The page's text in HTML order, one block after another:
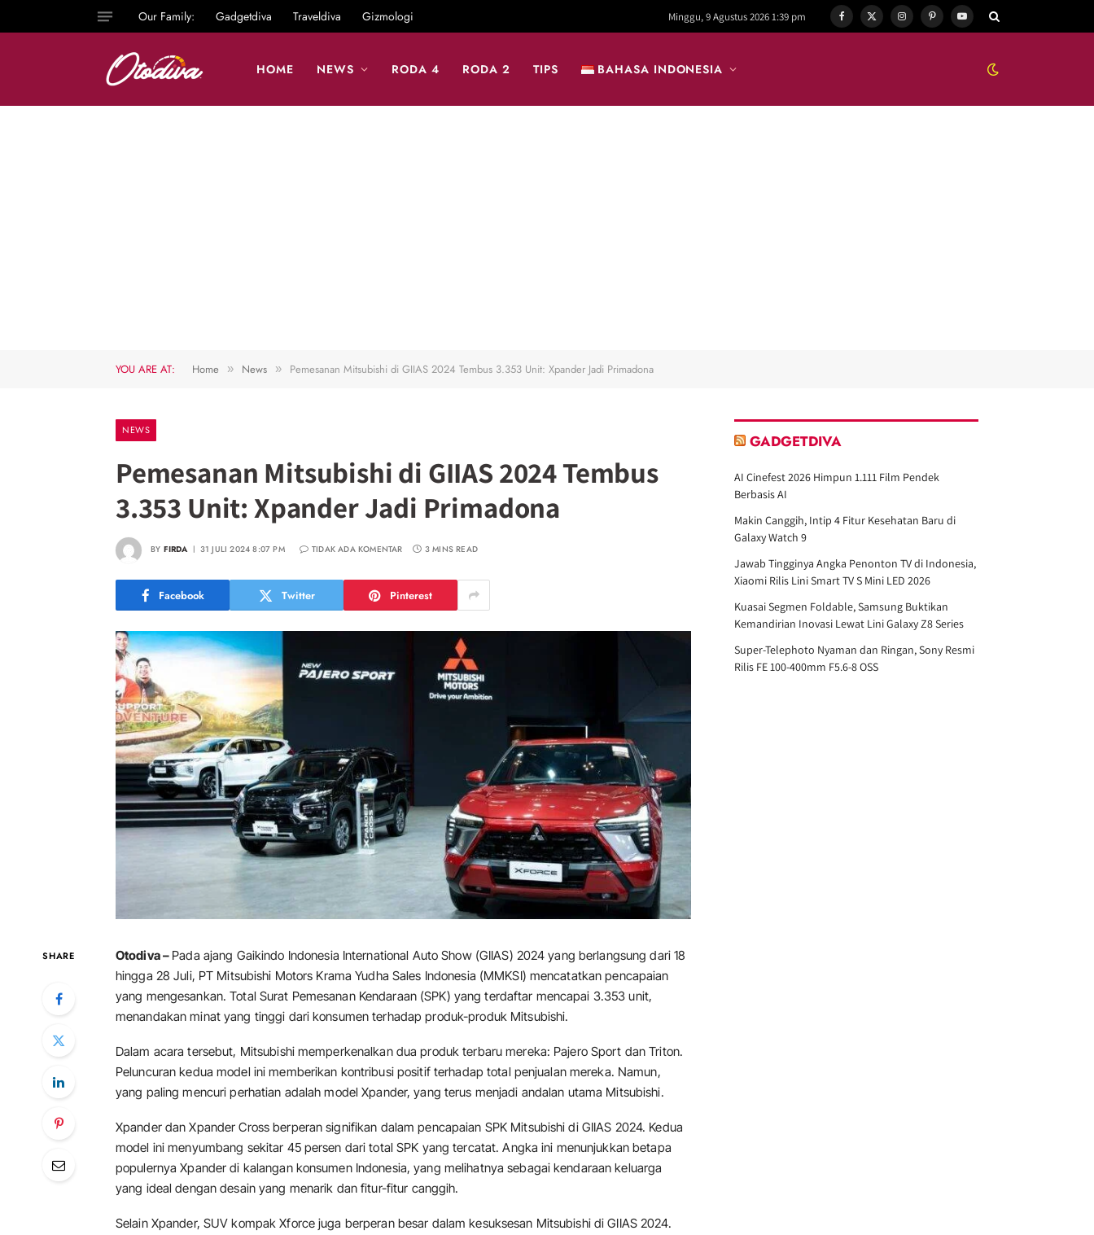
Our Family: Gadgetdiva Traveldiva Gizmologi Minggu, 9 Agustus 2026 1:39 pm Facebook
X
InstagramPinterestYouTube
HOME NEWS RODA 4 RODA 2 TIPS BAHASA INDONESIA
YOU ARE AT: Home » News » Pemesanan Mitsubishi di GIIAS 2024 Tembus 3.353 Unit: Xpander Jadi Primadona
NEWS
Pemesanan Mitsubishi di GIIAS 2024 Tembus
3.353 Unit: Xpander Jadi Primadona
BY FIRDA 31 JULI 2024 8:07 PM TIDAK ADA KOMENTAR 3 MINS READ
Facebook Twitter Pinterest
SHARE Otodiva – Pada ajang Gaikindo Indonesia International Auto Show (GIIAS) 2024 yang berlangsung dari 18
hingga 28 Juli, PT Mitsubishi Motors Krama Yudha Sales Indonesia (MMKSI) mencatatkan pencapaian
yang mengesankan. Total Surat Pemesanan Kendaraan (SPK) yang terdaftar mencapai 3.353 unit,
menandakan minat yang tinggi dari konsumen terhadap produk-produk Mitsubishi.
Dalam acara tersebut, Mitsubishi memperkenalkan dua produk terbaru mereka: Pajero Sport dan Triton.
Peluncuran kedua model ini memberikan kontribusi positif terhadap total penjualan mereka. Namun,
yang paling mencuri perhatian adalah model Xpander, yang terus menjadi andalan utama Mitsubishi.
Xpander dan Xpander Cross berperan signifikan dalam pencapaian SPK Mitsubishi di GIIAS 2024. Kedua
model ini menyumbang sekitar 45 persen dari total SPK yang tercatat. Angka ini menunjukkan betapa
populernya Xpander di kalangan konsumen Indonesia, yang melihatnya sebagai kendaraan keluarga
yang ideal dengan desain yang menarik dan fitur-fitur canggih.
Selain Xpander, SUV kompak Xforce juga berperan besar dalam kesuksesan Mitsubishi di GIIAS 2024.
GADGETDIVA
AI Cinefest 2026 Himpun 1.111 Film Pendek
Berbasis AI
Makin Canggih, Intip 4 Fitur Kesehatan Baru di
Galaxy Watch 9
Jawab Tingginya Angka Penonton TV di Indonesia,
Xiaomi Rilis Lini Smart TV S Mini LED 2026
Kuasai Segmen Foldable, Samsung Buktikan
Kemandirian Inovasi Lewat Lini Galaxy Z8 Series
Super-Telephoto Nyaman dan Ringan, Sony Resmi
Rilis FE 100-400mm F5.6-8 OSS